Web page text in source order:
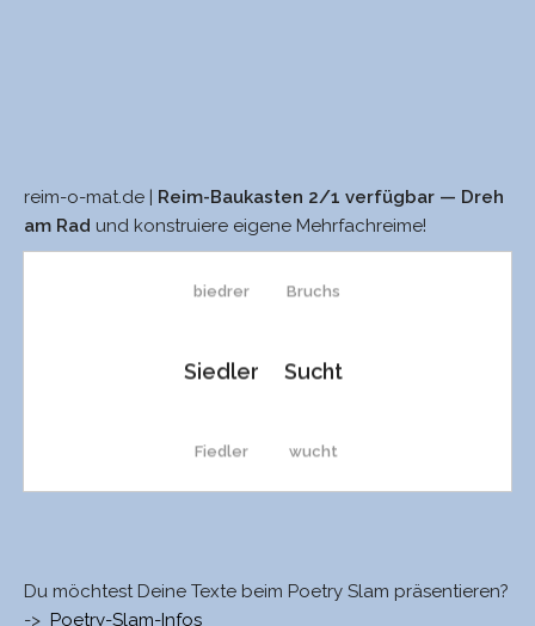
reim-o-mat.de |
Reim-Baukasten 2/1 verfügbar — Dreh
am Rad und konstruiere eigene Mehrfachreime!
biedrer
Siedler
Fiedler
Bruchs
Sucht
wucht
Du möchtest Deine Texte beim Poetry Slam präsentieren?
-> Poetry-Slam-Infos